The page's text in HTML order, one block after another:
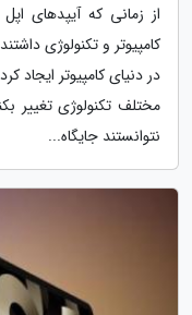
از زمانی که آیپدهای
کامپیوتر و تکنولوژی
در دنیای کامپیوتر ایجاد
مختلف تکنولوژی تغییر
نتوانستند جایگاه...